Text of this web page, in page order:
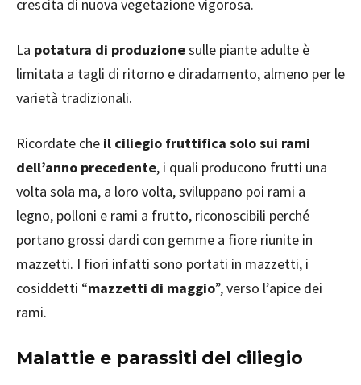
crescita di nuova vegetazione vigorosa.
La potatura di produzionesulle piante adulte è
limitata a tagli di ritorno e diradamento, almeno per le
varietà tradizionali.
Ricordate che il ciliegio fruttifica solo sui rami
dell’anno precedente, i quali producono frutti una
volta sola ma, a loro volta, sviluppano poi rami a
legno, polloni e rami a frutto, riconoscibili perché
portano grossi dardi con gemme a fiore riunite in
mazzetti. I fiori infatti sono portati in mazzetti, i
cosiddetti “mazzetti di maggio”, verso l’apice dei
rami.
Malattie e parassiti del ciliegio